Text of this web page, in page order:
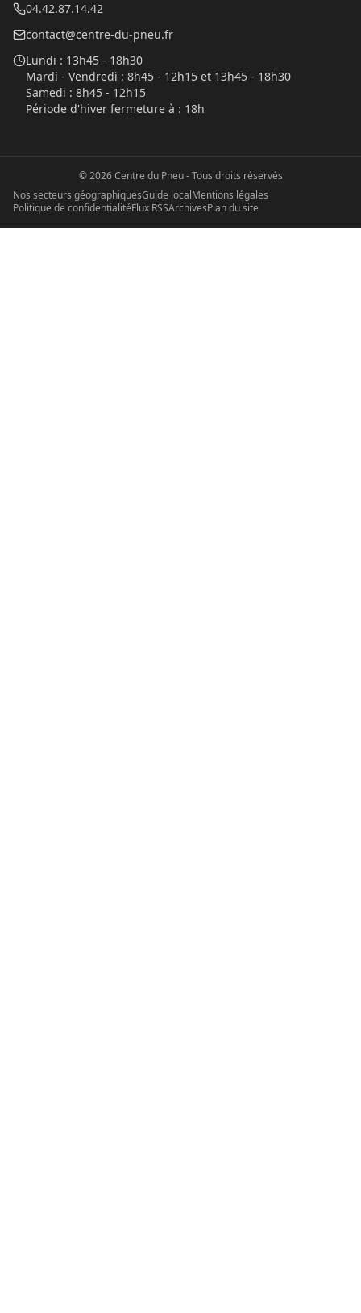
04.42.87.14.42
contact@centre-du-pneu.fr
Lundi : 13h45 - 18h30
Mardi - Vendredi : 8h45 - 12h15 et 13h45 - 18h30
Samedi : 8h45 - 12h15
Période d'hiver fermeture à : 18h
©2026 Centre du Pneu- Tous droits réservés
Nos secteurs géographiquesGuide localMentions légales
Politique de confidentialitéFlux RSSArchivesPlan du site